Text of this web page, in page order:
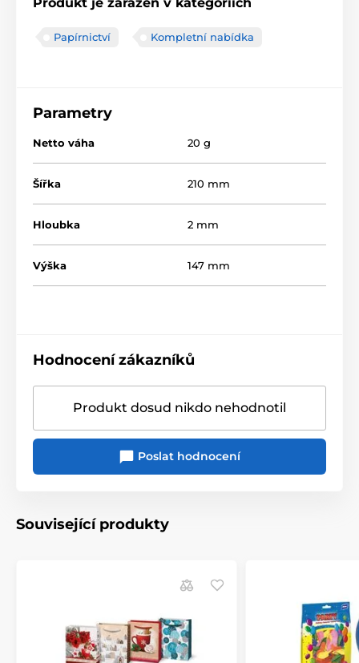
Papírnictví Kompletní nabídka
Parametry
Netto váha 20 g
Šířka 210 mm
Hloubka 2 mm
Výška 147 mm
Hodnocení zákazníků
Produkt dosud nikdo nehodnotil
Poslat hodnocení
Související produkty